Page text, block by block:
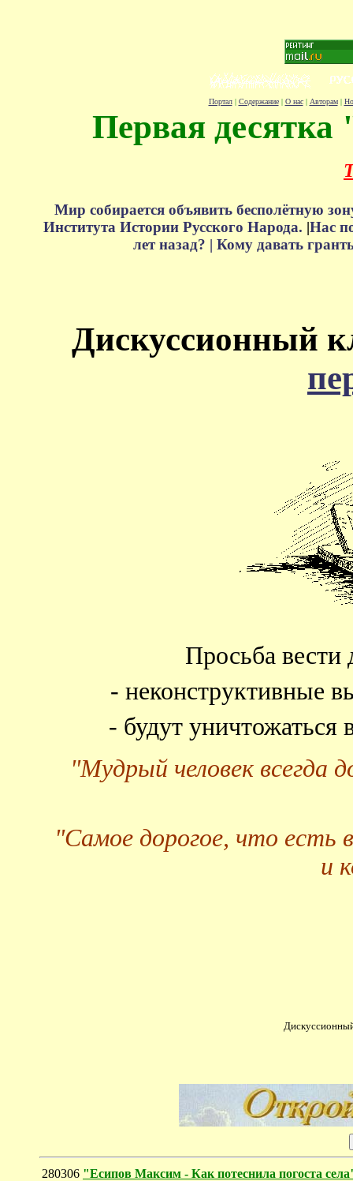
Портал| Содержание| О нас| Авторам|
Первая десятка
Мир собирается объявить бесполётную
Института Истории Русского Народа. |Нас
лет назад? | Кому давать
Дискуссионный
Просьба вести
- неконструктивные
- будут
"Мудрый человек всегда
"Самое дорогое, что есть
и
280306 "Есипов Максим - Как потеснила погоста